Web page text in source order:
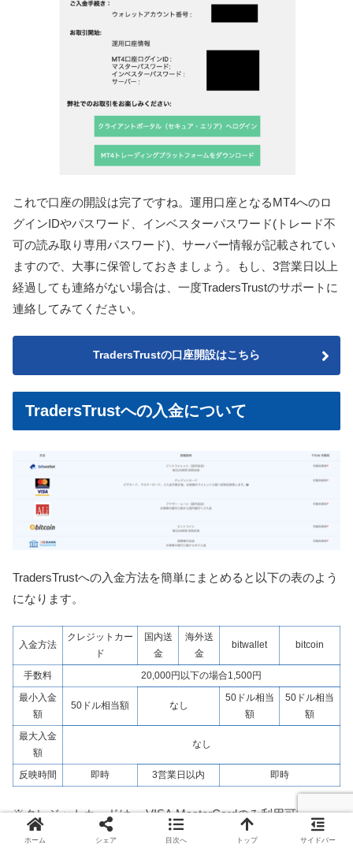
これで口座の開設は完了ですね。運用口座となるMT4へのロ
グインIDやパスワード、インベスターパスワード(トレード不
可の読み取り専用パスワード)、サーバー情報が記載されてい
ますので、大事に保管しておきましょう。
もし、3営業日以上
経過しても連絡がない場合は、一度TradersTrustのサポートに
連絡してみてください。
TradersTrustの口座開設はこちら
TradersTrustへの入金について
TradersTrustへの入金方法を簡単にまとめると以下の表のよう
になります。
入金方法
クレジットカー
ド
国内送
金
海外送
金
bitwallet bitcoin
手数料
20,000円以下の場合1,500円
最小入金
額
50ドル相当額 なし
50ドル相当
額
50ドル相当
額
最大入金
額
なし
反映時間 即時 3営業日以内 即時
※クレジットカードは、 VISA,MasterCardのみ利用可能。
ホーム シェア 目次へ トップ サイドバー